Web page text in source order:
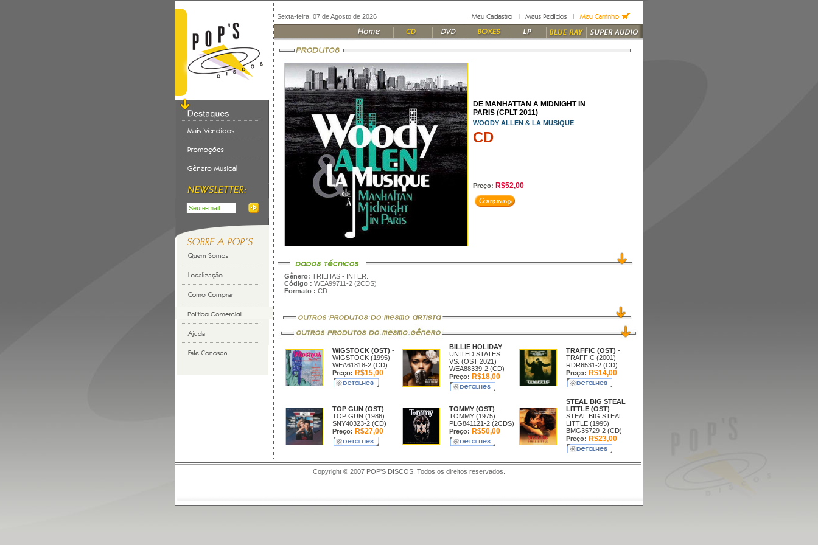
Sexta-feira, 07 de Agosto de 2026
DE MANHATTAN A MIDNIGHT IN
PARIS (CPLT 2011)
WOODY ALLEN & LA MUSIQUE
CD
Preço: R$52,00
Gênero: TRILHAS - INTER.
Código : WEA99711-2 (2CDS)
Formato : CD
WIGSTOCK (OST) -
WIGSTOCK (1995)
WEA61818-2 (CD)
Preço: R$15,00
BILLIE HOLIDAY -
UNITED STATES
VS. (OST 2021)
WEA88339-2 (CD)
Preço: R$18,00
TRAFFIC (OST) -
TRAFFIC (2001)
RDR6531-2 (CD)
Preço: R$14,00
TOP GUN (OST) -
TOP GUN (1986)
SNY40323-2 (CD)
Preço: R$27,00
TOMMY (OST) -
TOMMY (1975)
PLG841121-2 (2CDS)
Preço: R$50,00
STEAL BIG STEAL
LITTLE (OST) -
STEAL BIG STEAL
LITTLE (1995)
BMG35729-2 (CD)
Preço: R$23,00
Copyright © 2007 POP'S DISCOS. Todos os direitos reservados.